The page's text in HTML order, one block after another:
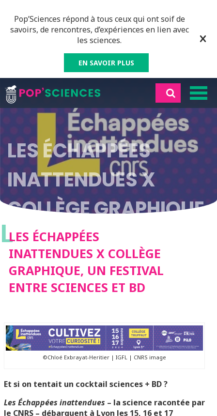
Pop’Sciences répond à tous ceux qui ont soif de
savoirs, de rencontres, d’expériences en lien avec
les sciences.
EN SAVOIR PLUS
LES ÉCHAPPÉES
INATTENDUES X
COLLÈGE GRAPHIQUE,
UN FESTIVAL ENTRE
SCIENCES ET BD
LLES ÉCHAPPÉES
INATTENDUES X COLLÈGE
GRAPHIQUE, UN FESTIVAL
ENTRE SCIENCES ET BD
©Chloé Exbrayat-Heritier | IGFL | CNRS image
Et si on tentait un cocktail sciences + BD ?
Les Échappées inattendues – la science racontée par
le CNRS – débarquent à Lyon les 15, 16 et 17